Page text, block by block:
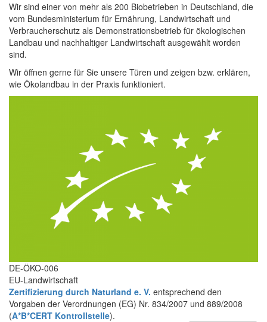
Wir sind einer von mehr als 200 Biobetrieben in Deutschland, die
vom Bundesministerium für Ernährung, Landwirtschaft und
Verbraucherschutz als Demonstrationsbetrieb für ökologischen
Landbau und nachhaltiger Landwirtschaft ausgewählt worden
sind.
Wir öffnen gerne für Sie unsere Türen und zeigen bzw. erklären,
wie Ökolandbau in der Praxis funktioniert.
DE-ÖKO-006
EU-Landwirtschaft
Zertifizierung durch Naturland e. V. entsprechend den
Vorgaben der Verordnungen (EG) Nr. 834/2007 und 889/2008
(A*B*CERT Kontrollstelle).